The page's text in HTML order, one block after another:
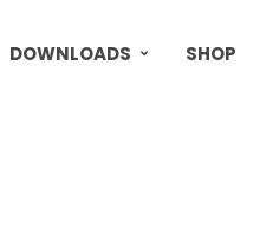
DOWNLOADS SHOP